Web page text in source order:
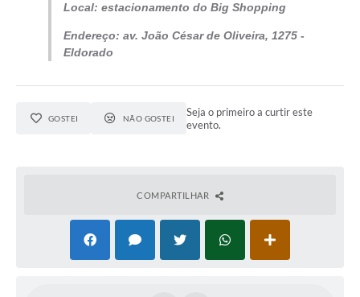
Local: estacionamento do Big Shopping
Endereço: av. João César de Oliveira, 1275 -
Eldorado
GOSTEI NÃO GOSTEI
Seja o primeiro a curtir este
evento.
COMPARTILHAR